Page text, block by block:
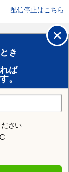
配信停止はこちら
き
ば
。
さい